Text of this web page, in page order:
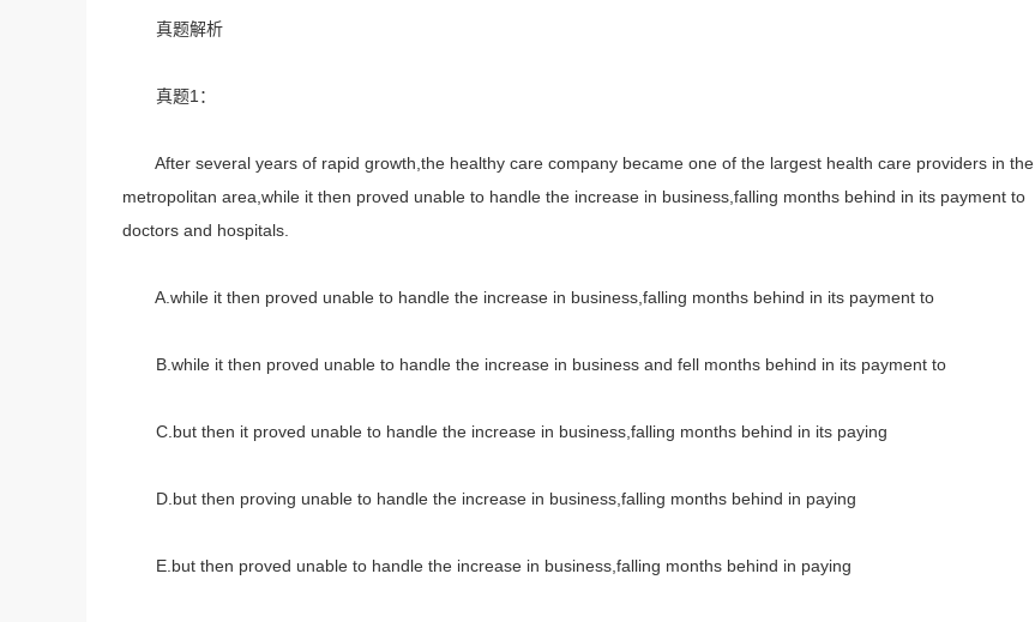
真题解析
真题1：
After several years of rapid growth,the healthy care company became one of the largest health care providers in the
metropolitan area,while it then proved unable to handle the increase in business,falling months behind in its payment to
doctors and hospitals.
A.while it then proved unable to handle the increase in business,falling months behind in its payment to
B.while it then proved unable to handle the increase in business and fell months behind in its payment to
C.but then it proved unable to handle the increase in business,falling months behind in its paying
D.but then proving unable to handle the increase in business,falling months behind in paying
E.but then proved unable to handle the increase in business,falling months behind in paying